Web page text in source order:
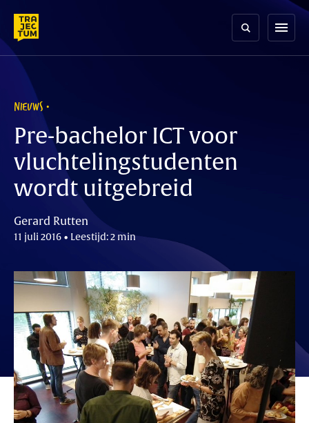
content
menu
NIEUWS
Pre-bachelor ICT voor
vluchtelingstudenten
wordt uitgebreid
Gerard Rutten
11 juli 2016 • Leestijd: 2 min